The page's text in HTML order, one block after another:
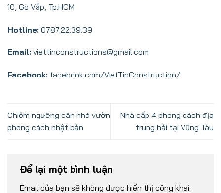
10, Gò Vấp, Tp.HCM
Hotline: 0787.22.39.39
Email: viettinconstructions@gmail.com
Facebook: facebook.com/VietTinConstruction/
Chiêm ngưỡng căn nhà vườn
phong cách nhật bản
Nhà cấp 4 phong cách địa
trung hải tại Vũng Tàu
Để lại một bình luận
Email của bạn sẽ không được hiển thị công khai.